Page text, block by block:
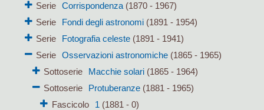
Serie Corrispondenza(1870 - 1967)
Serie
Fondi degli astronomi(1891 - 1954)
Serie
Fotografia celeste(1891 - 1941)
Serie Osservazioni astronomiche(1865 - 1965)
Sottoserie
Macchie solari (1865 - 1964)
Sottoserie
Protuberanze (1881 - 1965)
Fascicolo
1 (1881 - 0)